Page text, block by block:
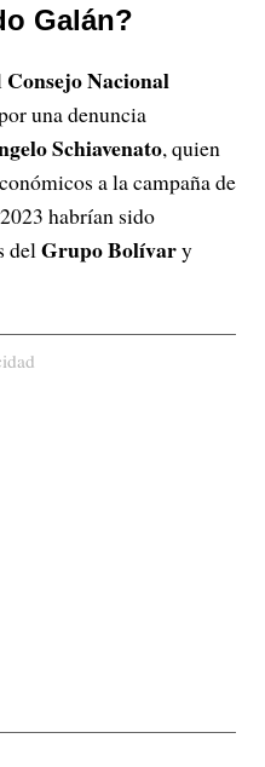
Galán?
Consejo Nacional
una denuncia
Schiavenato, quien
a la campaña de
habrían sido
delGrupo Bolívary